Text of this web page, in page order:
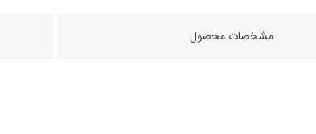
مشخصات محصول